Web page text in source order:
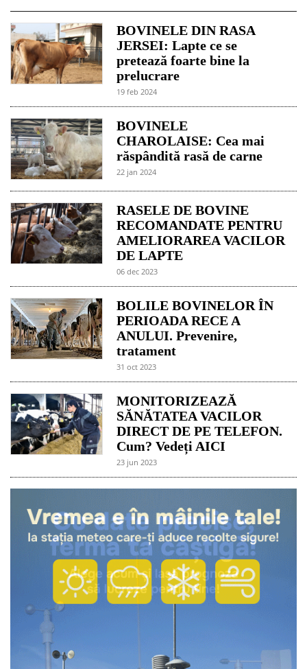
BOVINELE DIN RASA
JERSEI: Lapte ce se
pretează foarte bine la
prelucrare
19 feb 2024
BOVINELE
CHAROLAISE: Cea mai
răspândită rasă de carne
22 jan 2024
RASELE DE BOVINE
RECOMANDATE PENTRU
AMELIORAREA VACILOR
DE LAPTE
06 dec 2023
BOLILE BOVINELOR ÎN
PERIOADA RECE A
ANULUI. Prevenire,
tratament
31 oct 2023
MONITORIZEAZĂ
SĂNĂTATEA VACILOR
DIRECT DE PE TELEFON.
Cum? Vedeți AICI
23 jun 2023